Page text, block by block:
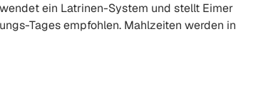
ein Latrinen-System und stellt Eimer
Tages empfohlen. Mahlzeiten werden in